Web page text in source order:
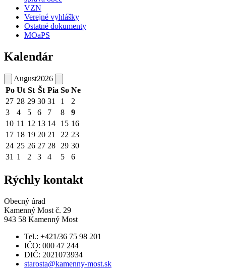
VZN
Verejné vyhlášky
Ostatné dokumenty
MOaPS
Kalendár
August2026
Po Ut St Št Pia So Ne
27 28 29 30 31 1
2
3
4 5 6 7 8
9
10 11 12 13 14 15 16
17 18 19 20 21 22 23
24 25 26 27 28 29 30
31 1 2 3 4 5 6
Rýchly kontakt
Obecný úrad
Kamenný Most č. 29
943 58 Kamenný Most
Tel.: +421/36 75 98 201
IČO: 000 47 244
DIČ: 2021073934
starosta@kamenny-most.sk